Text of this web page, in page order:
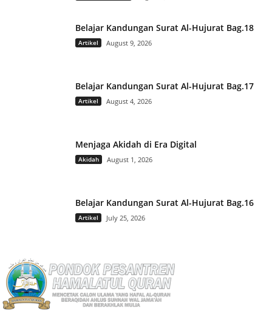
Belajar Kandungan Surat Al-Hujurat Bag.18
Artikel August 9, 2026
Belajar Kandungan Surat Al-Hujurat Bag.17
Artikel August 4, 2026
Menjaga Akidah di Era Digital
Akidah August 1, 2026
Belajar Kandungan Surat Al-Hujurat Bag.16
Artikel July 25, 2026